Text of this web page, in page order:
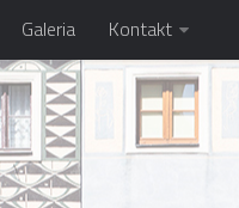
Galeria Kontakt